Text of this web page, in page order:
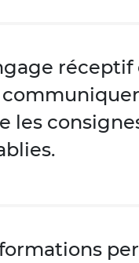
les